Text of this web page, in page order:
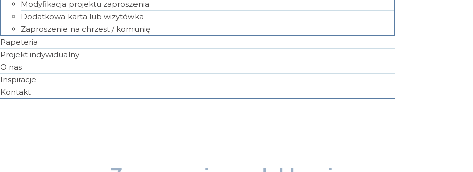
Modyfikacja projektu zaproszenia
Dodatkowa karta lub wizytówka
Zaproszenie na chrzest / komunię
Papeteria
Projekt indywidualny
O nas
Inspiracje
Kontakt